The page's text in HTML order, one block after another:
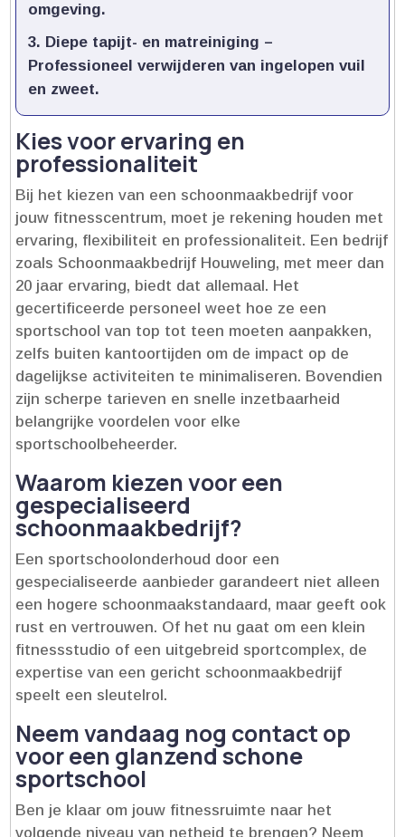
omgeving.​
Diepe tapijt- en matreiniging –
Professioneel verwijderen van ingelopen vuil
en zweet.​
Kies voor ervaring en
professionaliteit
Bij het kiezen van een schoonmaakbedrijf voor
jouw fitnesscentrum, moet je rekening houden met
ervaring, flexibiliteit en professionaliteit.​ Een bedrijf
zoals Schoonmaakbedrijf Houweling, met meer dan
20 jaar ervaring, biedt dat allemaal.​ Het
gecertificeerde personeel weet hoe ze een
sportschool van top tot teen moeten aanpakken,
zelfs buiten kantoortijden om de impact op de
dagelijkse activiteiten te minimaliseren.​ Bovendien
zijn scherpe tarieven en snelle inzetbaarheid
belangrijke voordelen voor elke
sportschoolbeheerder.​
Waarom kiezen voor een
gespecialiseerd
schoonmaakbedrijf?
Een sportschoolonderhoud door een
gespecialiseerde aanbieder garandeert niet alleen
een hogere schoonmaakstandaard, maar geeft ook
rust en vertrouwen.​ Of het nu gaat om een klein
fitnessstudio of een uitgebreid sportcomplex, de
expertise van een gericht schoonmaakbedrijf
speelt een sleutelrol.​
Neem vandaag nog contact op
voor een glanzend schone
sportschool
Ben je klaar om jouw fitnessruimte naar het
volgende niveau van netheid te brengen? Neem